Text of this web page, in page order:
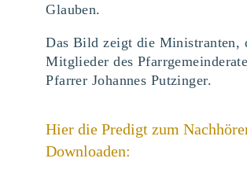
Glauben.
Das Bild zeigt die Ministranten,
Mitglieder des
Pfarrer Johannes Putzinger.
Hier die Predigt zum
Downloaden: